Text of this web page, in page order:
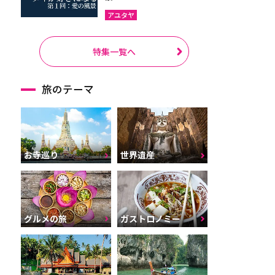
アユタヤ
特集一覧へ
旅のテーマ
お寺巡り 世界遺産
グルメの旅 ガストロノミー